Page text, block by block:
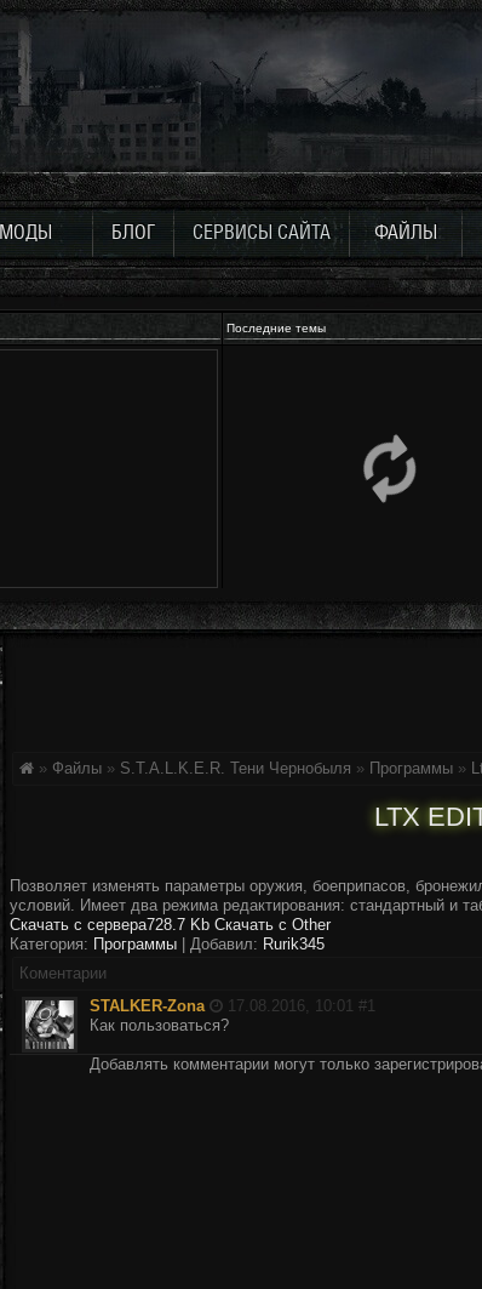
МОДЫ БЛОГ СЕРВИСЫ САЙТА ФАЙЛЫ
Последние темы
» Файлы » S.T.A.L.K.E.R. Тени Чернобыля » Программы »
LTX
Позволяет изменять параметры оружия, боеприпасов,
условий. Имеет два режима редактирования: стандартный и
Скачать с сервера728.7 Kb Скачать с Other
Категория: Программы | Добавил: Rurik345
Коментарии
STALKER-Zona
17.08.2016, 10:01 #1
Как пользоваться?
Добавлять комментарии могут только